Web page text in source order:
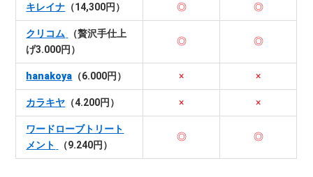
キレイナ （14,300円） ◎ ◎
クリコム
（贅沢手仕上
げ3.000円）
◎ ◎
hanakoya （6.000円） × ×
カラキヤ （4.200円） × ×
ワードローブトリート
メント
（9.240円）
◎ ◎